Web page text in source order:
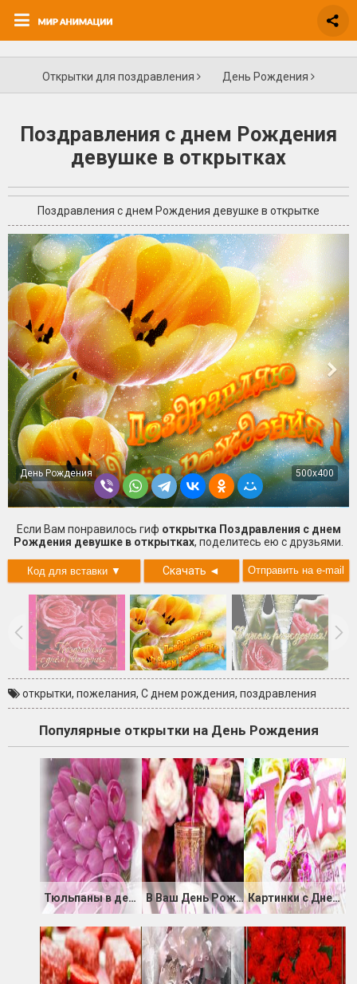
Открытки для поздравления День Рождения
Поздравления с днем Рождения
девушке в открытках
Поздравления с днем Рождения девушке в открытке
День Рождения 500x400
Если Вам понравилось гиф открытка Поздравления с днем
Рождения девушке в открытках, поделитесь ею с друзьями.
Скачать ◄
открытки, пожелания, С днем рождения, поздравления
Популярные открытки на День Рождения
Тюльпаны в день Рождения В Ваш День Рождения радости желаю Картинки с Днем Рождения Любимый